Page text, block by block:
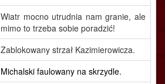
Wiatr mocno utrudnia nam granie, ale
mimo to trzeba sobie poradzić!
Zablokowany strzał Kazimierowicza.
Michalski faulowany na skrzydle.